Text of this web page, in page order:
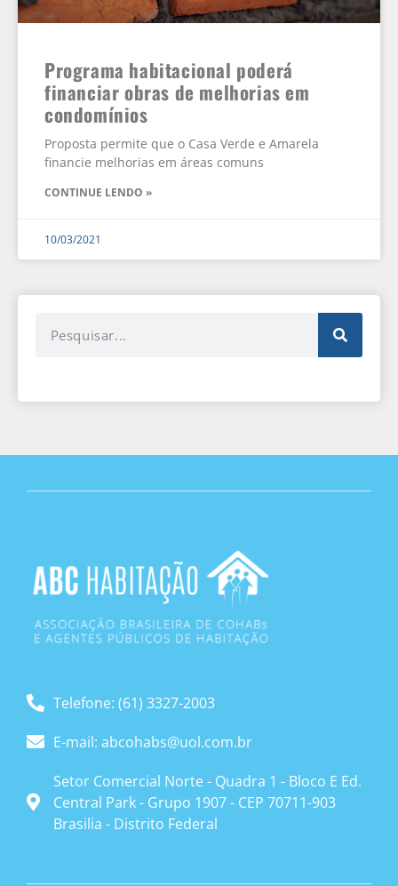
Programa habitacional poderá
financiar obras de melhorias em
condomínios
Proposta permite que o Casa Verde e Amarela
financie melhorias em áreas comuns
CONTINUE LENDO »
10/03/2021
Telefone: (61) 3327-2003
E-mail: abcohabs@uol.com.br
Setor Comercial Norte - Quadra 1 - Bloco E Ed.
Central Park - Grupo 1907 - CEP 70711-903
Brasilia - Distrito Federal